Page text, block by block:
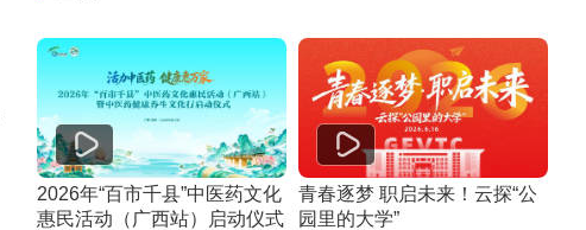
2026年“百市千县”中医药文化
惠民活动（广西站）启动仪式
青春逐梦 职启未来！云探“公
园里的大学”